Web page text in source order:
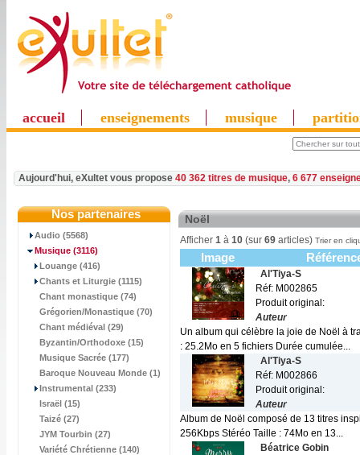
accueil enseignements musique
Aujourd'hui, eXultet vous propose 40 362 titres de musique, 6 677
Nos partenaires
Audio (5568)
Musique (3116)
Louange (416)
Chants et Liturgie (1115)
Chant monastique (74)
Grégorien/Monastique (70)
Chant médiéval (29)
Byzantin/Orthodoxe (15)
Musique Sacrée (177)
Baroque Nouveau Monde (1)
Instrumental (233)
Israël (15)
Taizé (27)
JYM Tourbin (27)
Variété Chrétienne (140)
Noël
Afficher 1 à 10 (sur 69 articles) Trier en
Image
Al'Tiya-S
Réf: M002865
Produit original:
Auteur
Un album qui célèbre la joie de Noël à
: 25.2Mo en 5 fichiers Durée cumulée...
Al'Tiya-S
Réf: M002866
Produit original:
Auteur
Album de Noël composé de 13 titres
256Kbps Stéréo Taille : 74Mo en 13...
Béatrice Gobin